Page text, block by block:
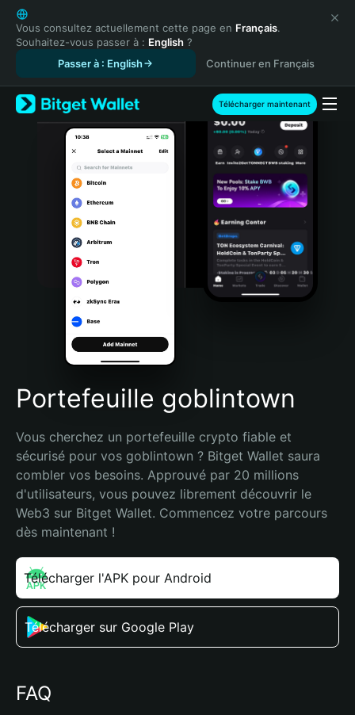
English
日本語
Tiếng Việt
Español (Latinoamérica)
Türkçe
Italiano
Português (Portugal)
Bahasa Indonesia
Português (Brasil)
Español (Argentina)
Vous consultez actuellement cette page en Français.
Souhaitez-vous passer à : English ?
Passer à : English
Continuer en Français
Télécharger maintenant
Portefeuille goblintown
Vous cherchez un portefeuille crypto fiable et
sécurisé pour vos goblintown ? Bitget Wallet saura
combler vos besoins. Approuvé par 20 millions
d'utilisateurs, vous pouvez librement découvrir le
Web3 sur Bitget Wallet. Commencez votre parcours
dès maintenant !
Télécharger l'APK pour Android
Télécharger sur Google Play
FAQ